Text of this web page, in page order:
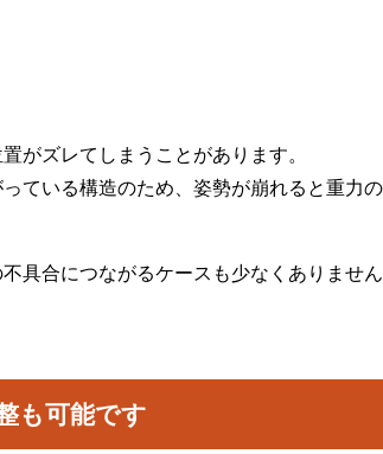
がズレてしまうことがあります。
ている構造のため、姿勢が崩れると重力
具合につながるケースも少なくありません
も可能です